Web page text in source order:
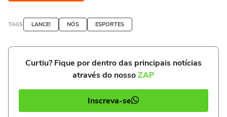
TAGS LANCE! NÓS ESPORTES
Curtiu? Fique por dentro das principais notícias
através do nossoZAP
Inscreva-se